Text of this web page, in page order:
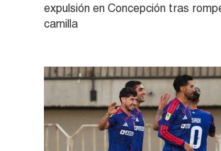
expulsión en Concepción tras
camilla